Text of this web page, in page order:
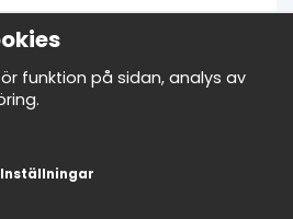
funktion på sidan, analys av
Inställningar